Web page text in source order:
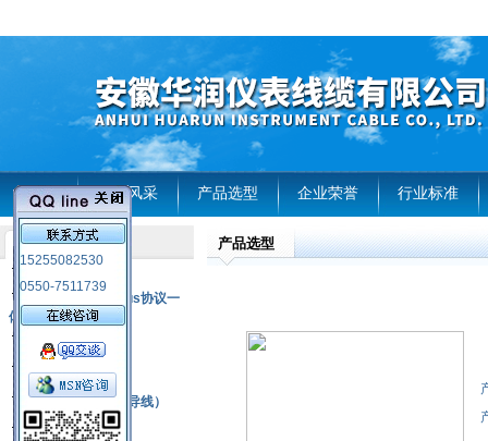
首页 企业风采 产品选型 企业荣誉 行业标准
15255082530
0550-7511739
产品列表
RS485通讯modbus协议一
体化现场智能仪表
热电偶
压力式温度计
热电偶补偿电缆（导线）
振动传感器
产品选型